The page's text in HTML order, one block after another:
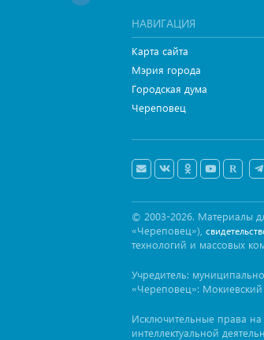
НАВИГАЦИЯ
Карта сайта
Мэрия города
Городская дума
Череповец
© 2003-2026. Материалы
«Череповец»),
технологий и массовых
Учредитель:
«Череповец»:
Исключительные права
интеллектуальной